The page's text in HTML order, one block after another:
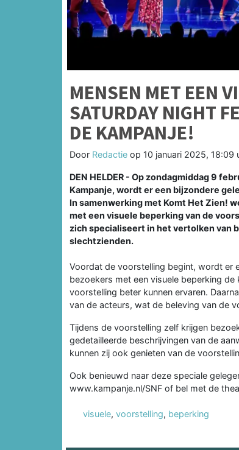
MENSEN MET EEN
SATURDAY NIGHT
DE KAMPANJE!
Door Redactie op 10 januari 2025, 18:09
DEN HELDER - Op zondagmiddag 9
Kampanje, wordt er een bijzondere
In samenwerking met Komt Het Zien!
met een visuele beperking van de
zich specialiseert in het vertolken van
slechtzienden.
Voordat de voorstelling begint, wordt er
bezoekers met een visuele beperking
voorstelling beter kunnen ervaren.
van de acteurs, wat de beleving van de
Tijdens de voorstelling zelf krijgen
gedetailleerde beschrijvingen van de
kunnen zij ook genieten van de
Ook benieuwd naar deze speciale
www.kampanje.nl/SNF of bel met de
visuele, voorstelling, beperking